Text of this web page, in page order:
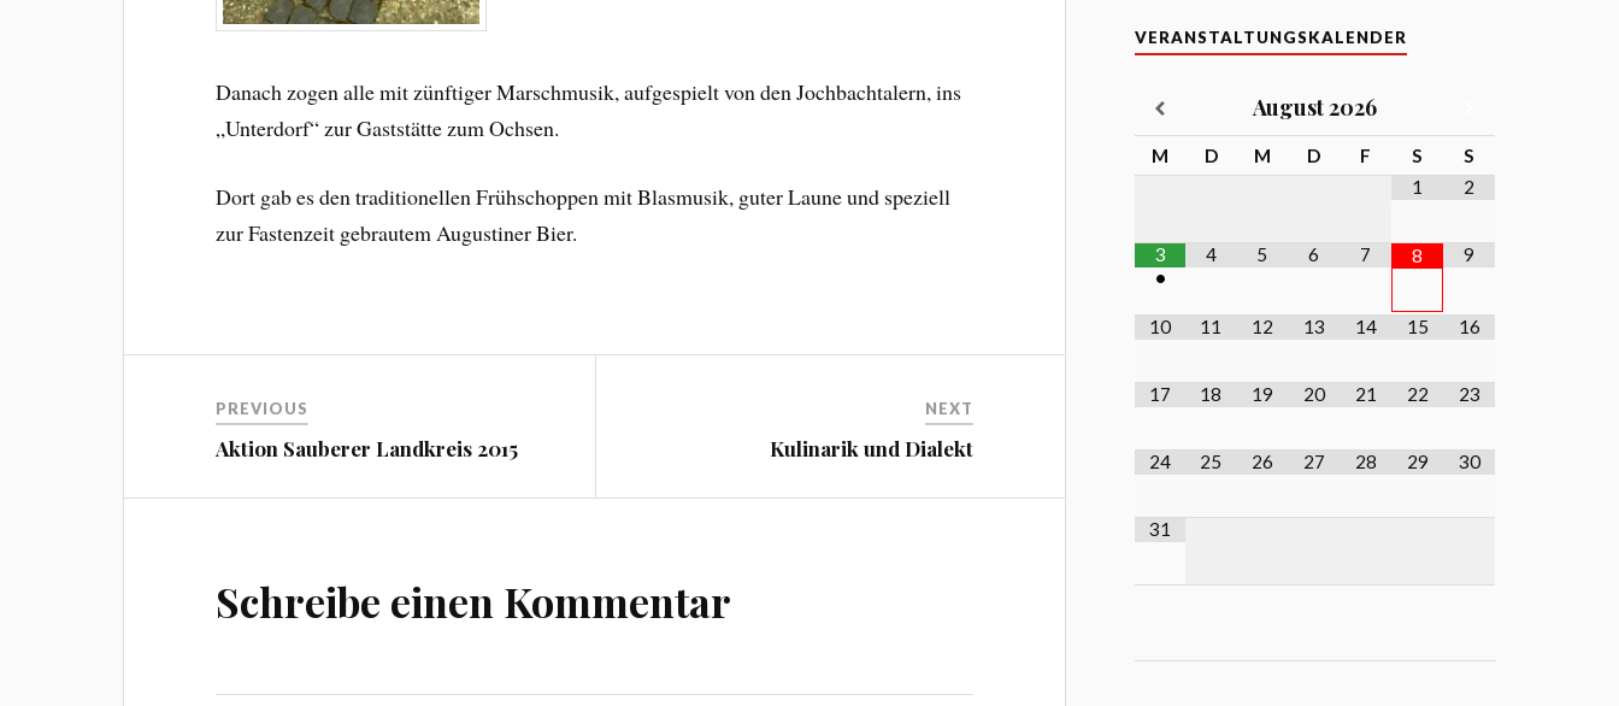
Danach zogen alle mit zünftiger Marschmusik, aufgespielt von den Jochbachtalern, ins
„Unterdorf“ zur Gaststätte zum Ochsen.
Dort gab es den traditionellen Frühschoppen mit Blasmusik, guter Laune und speziell
zur Fastenzeit gebrautem Augustiner Bier.
PREVIOUS
Aktion Sauberer Landkreis 2015
NEXT
Kulinarik und Dialekt
Schreibe einen Kommentar
VERANSTALTUNGSKALENDER
August2026
M D M D F S
S
1
2
3
•
4 5 6 7 8 9
10 11 12 13 14 15 16
17 18 19 20 21 22 23
24 25 26 27 28 29 30
31